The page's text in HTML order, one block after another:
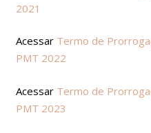
2021
Acessar Termo de
PMT 2022
Acessar Termo de
PMT 2023